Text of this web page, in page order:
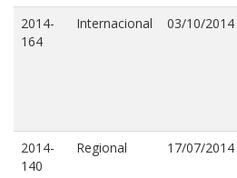
2014-
164
Internacional 03/10/2014
2014-
140
Regional 17/07/2014